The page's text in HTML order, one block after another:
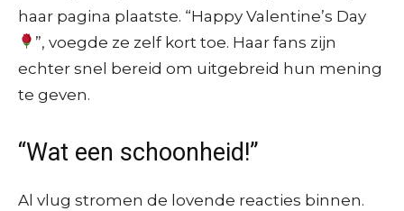
haar pagina plaatste. “Happy Valentine’s Day
”, voegde ze zelf kort toe. Haar fans zijn
echter snel bereid om uitgebreid hun mening
te geven.
“Wat een schoonheid!”
Al vlug stromen de lovende reacties binnen.